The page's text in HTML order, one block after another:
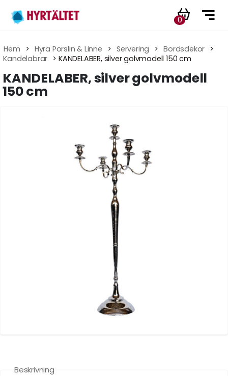
0
Hem > Hyra Porslin & Linne > Servering > Bordsdekor >
Kandelabrar > KANDELABER, silver golvmodell 150 cm
KANDELABER, silver golvmodell
150 cm
Beskrivning